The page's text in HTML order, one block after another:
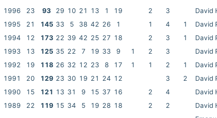
1996 23 93 29 10 21 13 1 19 2 3
David
1995
21 145 33 5 38 42 26 1 1 4 1
David
1994
12 173 22 39 42 25 27 18 2 3 1
David
1993
13 125 35 22 7 19 33 9 1 2 3
David
1992
19 118 26 32 12 23 8 17 1 1 2 1
David
1991
20 129 23 30 19 21 24 12 3 2
David
1990
15 121 13 31 9 15 37 16 2 4
David
1989
22 119 15 34 5 19 28 18 2 2 David